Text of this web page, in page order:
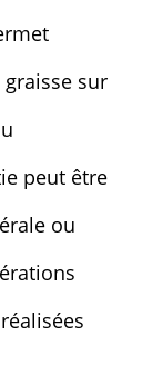
graisse sur
peut être
ou